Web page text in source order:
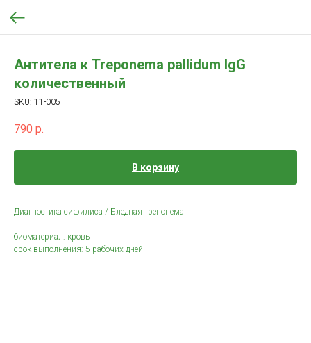
Антитела к Treponema pallidum IgG
количественный
SKU: 11-005
790 р.
В корзину
Диагностика сифилиса / Бледная трепонема
биоматериал: кровь
срок выполнения: 5 рабочих дней